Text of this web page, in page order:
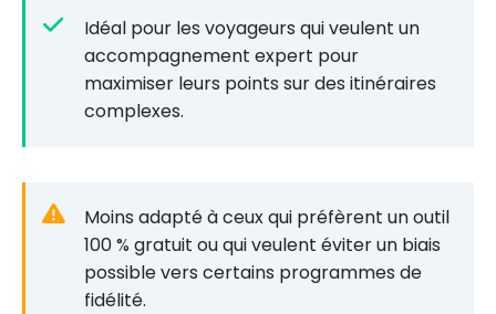
Idéal pour les voyageurs qui veulent un
accompagnement expert pour
maximiser leurs points sur des itinéraires
complexes.
Moins adapté à ceux qui préfèrent un outil
100 % gratuit ou qui veulent éviter un biais
possible vers certains programmes de
fidélité.